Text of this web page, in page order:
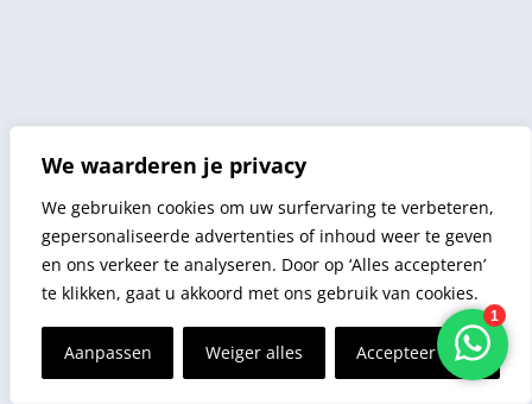
We waarderen je privacy
We gebruiken cookies om uw surfervaring te verbeteren,
gepersonaliseerde advertenties of inhoud weer te geven
en ons verkeer te analyseren. Door op ‘Alles accepteren’
te klikken, gaat u akkoord met ons gebruik van cookies.
Aanpassen Weiger alles Accepteer alles